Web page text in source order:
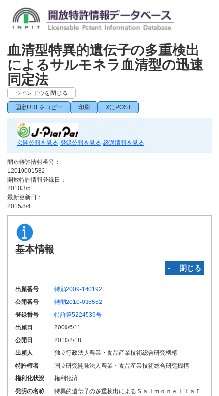
血清型特異的遺伝子の多重検出
によるサルモネラ血清型の迅速
同定法
ウインドウを閉じる
固定URLをコピー 印刷 XにPOST
公開公報を見る 登録公報を見る 経過情報を見る
開放特許情報番号：
L2010001582
開放特許情報登録日：
2010/3/5
最新更新日：
2015/8/4
基本情報
‐ 閉じる
出願番号
特願2009-140192
公開番号
特開2010-035552
登録番号
特許第5224539号
出願日
2009/6/11
公開日
2010/2/18
出願人
独立行政法人農業・食品産業技術総合研究機構
特許権者
国立研究開発法人農業・食品産業技術総合研究機構
権利化状況
権利化済
発明の名称
特異的遺伝子の多重検出によるＳａｌｍｏｎｅｌｌａＴ